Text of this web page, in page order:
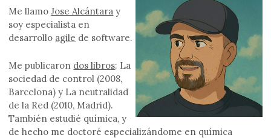
Me llamoJose Alcántara y
soy especialista en
desarrollo agile de software.
Me publicaron dos libros: La
sociedad de control (2008,
Barcelona) y La neutralidad
de la Red (2010, Madrid).
También estudié química, y
de hecho me doctoré especializándome en química